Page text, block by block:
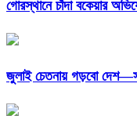
গোরস্থানে চাঁদা বকেয়ার
জুলাই চেতনায় গড়বো